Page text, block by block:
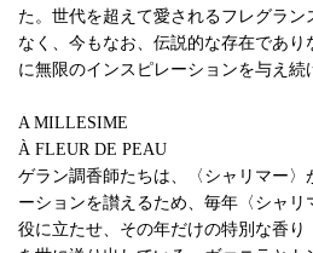
た。世代を超えて愛されるフレグラ
なく、今もなお、伝説的な存在であ
に無限のインスピレーションを与え続
A MILLESIME
À FLEUR DE PEAU
ゲラン調香師たちは、〈シャリマー〉
ーションを讃えるため、毎年〈シャ
役に立たせ、その年だけの特別な香り